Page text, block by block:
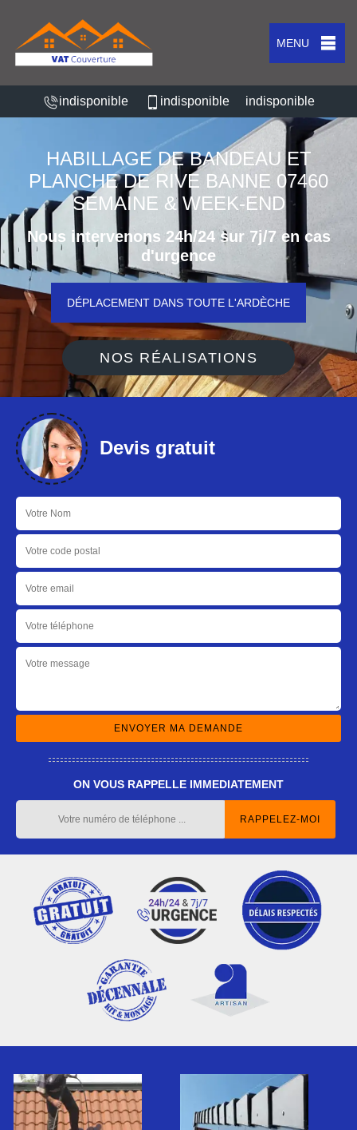
MENU
indisponible indisponible indisponible
HABILLAGE DE BANDEAU ET
PLANCHE DE RIVE BANNE 07460
SEMAINE & WEEK-END
Nous intervenons 24h/24 sur 7j/7 en cas
d'urgence
DÉPLACEMENT DANS TOUTE L'ARDÈCHE
NOS RÉALISATIONS
Devis gratuit
ON VOUS RAPPELLE IMMEDIATEMENT